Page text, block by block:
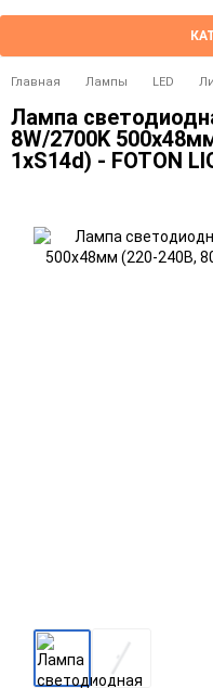
Главная Лампы LED
Лампа
8W/2700K
1xS14d) - FOTON